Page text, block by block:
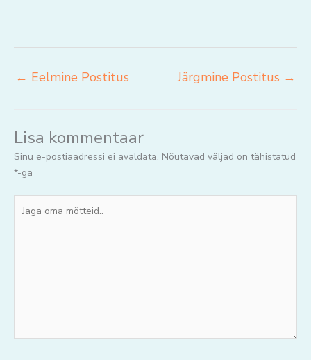
← Eelmine Postitus Järgmine Postitus →
Lisa kommentaar
Sinu e-postiaadressi ei avaldata. Nõutavad väljad on tähistatud
*-ga
oma